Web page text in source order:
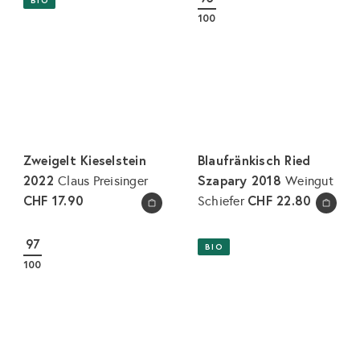
In den Warenkorb legen
Zweigelt Kieselstein
2022Claus Preisinger
CHF 17.90 In den Warenkorb legen
100
Blaufränkisch Ried
Szapary 2018Weingut
Schiefer CHF 22.80
97
100
BIO